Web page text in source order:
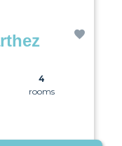
4
rooms